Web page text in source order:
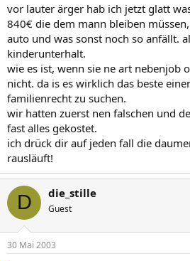
vor lauter ärger hab ich jetzt glatt
840€ die dem mann bleiben
auto und was sonst noch so anfällt.
kinderunterhalt.
wie es ist, wenn sie ne art nebenjob
nicht. da is es wirklich das beste
familienrecht zu suchen.
wir hatten zuerst nen falschen und
fast alles gekostet.
ich drück dir auf jeden fall die
rausläuft!
D die_stille
Guest
30 Mai 2003